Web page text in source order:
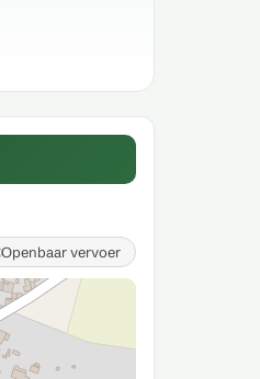
Openbaar vervoer